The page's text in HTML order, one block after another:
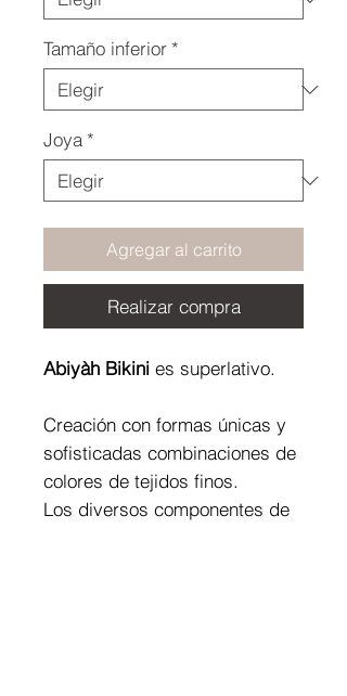
Tamaño inferior *
Joya *
Agregar al carrito
Realizar compra
Abiyàh Bikini es superlativo.
Creación con formas únicas y
sofisticadas combinaciones de
colores de tejidos finos.
Los diversos componentes de